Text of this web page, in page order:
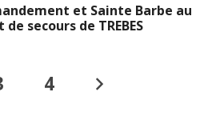
et Sainte Barbe au
secours de TREBES
4